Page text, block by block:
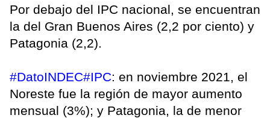
Por debajo del IPC nacional, se encuentran
la del Gran Buenos Aires (2,2 por ciento) y
Patagonia (2,2).
#DatoINDEC#IPC: en noviembre 2021, el
Noreste fue la región de mayor aumento
mensual (3%); y Patagonia, la de menor